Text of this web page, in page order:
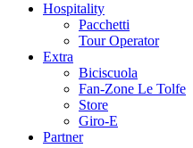
Hospitality
Pacchetti
Tour Operator
Extra
Biciscuola
Fan-Zone Le Tolfe
Store
Giro-E
Partner